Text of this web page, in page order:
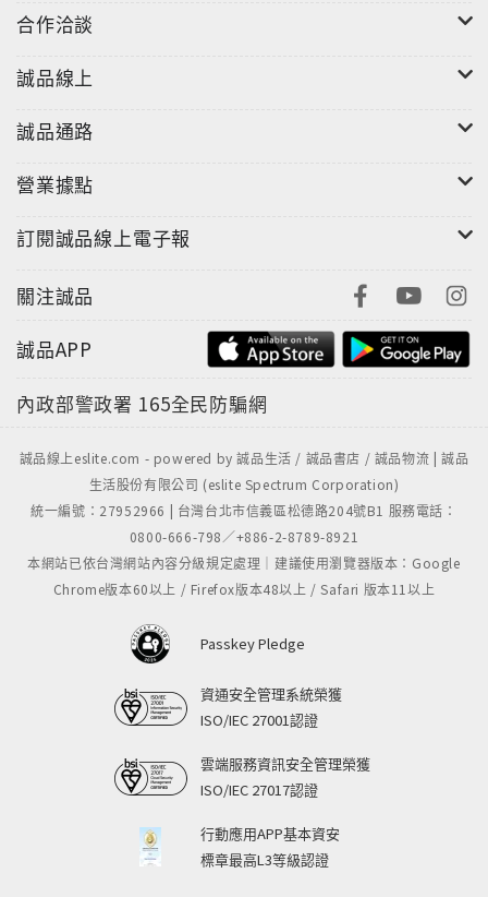
合作洽談
誠品線上
誠品通路
營業據點
訂閱誠品線上電子報
關注誠品
誠品APP
內政部警政署 165全民防騙網
誠品線上eslite.com - powered by 誠品生活 / 誠品書店 / 誠品物流 | 誠品
生活股份有限公司 (eslite Spectrum Corporation)
統一編號：27952966 | 台灣台北市信義區松德路204號B1 服務電話：
0800-666-798／+886-2-8789-8921
本網站已依台灣網站內容分級規定處理｜建議使用瀏覽器版本：Google
Chrome版本60以上 / Firefox版本48以上 / Safari 版本11以上
Passkey Pledge
資通安全管理系統榮獲
ISO/IEC 27001認證
雲端服務資訊安全管理榮獲
ISO/IEC 27017認證
行動應用APP基本資安
標章最高L3等級認證